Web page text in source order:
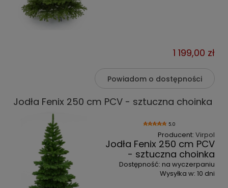
1 199,00 zł
Powiadom o dostępności
Jodła Fenix 250 cm PCV - sztuczna choinka
5.0
Producent: Virpol
Jodła Fenix 250 cm PCV
- sztuczna choinka
Dostępność: na wyczerpaniu
Wysyłka w: 10 dni